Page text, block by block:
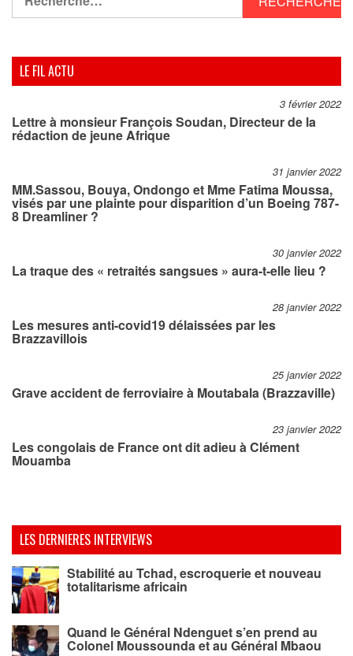
LE FIL ACTU
3 février 2022
Lettre à monsieur François Soudan, Directeur de la
rédaction de jeune Afrique
31 janvier 2022
MM.Sassou, Bouya, Ondongo et Mme Fatima Moussa,
visés par une plainte pour disparition d’un Boeing 787-
8 Dreamliner ?
30 janvier 2022
La traque des « retraités sangsues » aura-t-elle lieu ?
28 janvier 2022
Les mesures anti-covid19 délaissées par les
Brazzavillois
25 janvier 2022
Grave accident de ferroviaire à Moutabala (Brazzaville)
23 janvier 2022
Les congolais de France ont dit adieu à Clément
Mouamba
LES DERNIERES INTERVIEWS
Stabilité au Tchad, escroquerie et nouveau
totalitarisme africain
Quand le Général Ndenguet s’en prend au
Colonel Moussounda et au Général Mbaou